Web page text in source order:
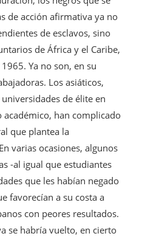
de acción afirmativa ya no
de esclavos, sino
de África y el Caribe,
Ya no son, en su
Los asiáticos,
de élite en
han complicado
que plantea la
varias ocasiones, algunos
-al igual que estudiantes
que les habían negado
favorecían a su costa a
con peores resultados.
se habría vuelto, en cierto